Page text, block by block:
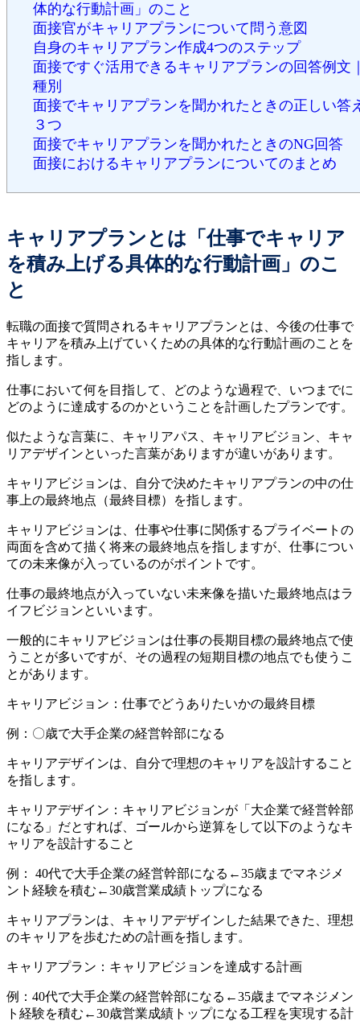
体的な行動計画」のこと
面接官がキャリアプランについて問う意図
自身のキャリアプラン作成4つのステップ
面接ですぐ活用できるキャリアプランの回答例文
種別
面接でキャリアプランを聞かれたときの正しい答
３つ
面接でキャリアプランを聞かれたときのNG回答
面接におけるキャリアプランについてのまとめ
キャリアプランとは「仕事でキャリア
を積み上げる具体的な行動計画」のこ
と
転職の面接で質問されるキャリアプランとは、今後の仕事で
キャリアを積み上げていくための具体的な行動計画のことを
指します。
仕事において何を目指して、どのような過程で、いつまでに
どのように達成するのかということを計画したプランです。
似たような言葉に、キャリアパス、キャリアビジョン、キャ
リアデザインといった言葉がありますが違いがあります。
キャリアビジョンは、自分で決めたキャリアプランの中の仕
事上の最終地点（最終目標）を指します。
キャリアビジョンは、仕事や仕事に関係するプライベートの
両面を含めて描く将来の最終地点を指しますが、仕事につい
ての未来像が入っているのがポイントです。
仕事の最終地点が入っていない未来像を描いた最終地点はラ
イフビジョンといいます。
一般的にキャリアビジョンは仕事の長期目標の最終地点で使
うことが多いですが、その過程の短期目標の地点でも使うこ
とがあります。
キャリアビジョン：仕事でどうありたいかの最終目標
例：〇歳で大手企業の経営幹部になる
キャリアデザインは、自分で理想のキャリアを設計すること
を指します。
キャリアデザイン：キャリアビジョンが「大企業で経営幹部
になる」だとすれば、ゴールから逆算をして以下のようなキ
ャリアを設計すること
例： 40代で大手企業の経営幹部になる←35歳までマネジメ
ント経験を積む←30歳営業成績トップになる
キャリアプランは、キャリアデザインした結果できた、理想
のキャリアを歩むための計画を指します。
キャリアプラン：キャリアビジョンを達成する計画
例： 40代で大手企業の経営幹部になる←35歳までマネジメン
ト経験を積む←30歳営業成績トップになる工程を実現する計